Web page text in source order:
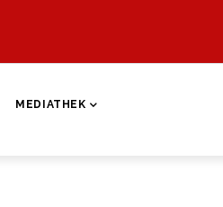
MEDIATHEK